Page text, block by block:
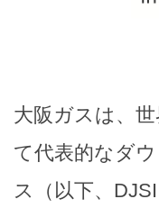
大阪ガスは、
て代表的なダ
ス（以下、